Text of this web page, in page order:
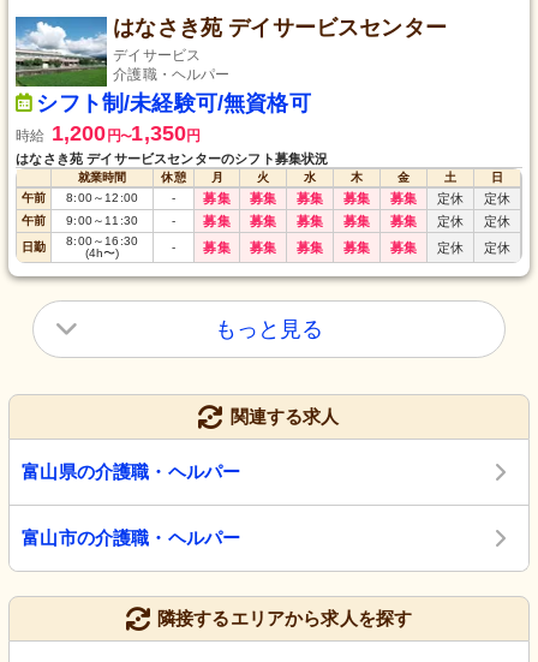
はなさき苑 デイサービスセンター
デイサービス
介護職・ヘルパー
シフト制/未経験可/無資格可
時給 1,200 円〜1,350円
はなさき苑 デイサービスセンターのシフト募集状況
就業時間 休憩 月 火 水 木 金 土
日
午前
8:00～12:00 - 募集 募集 募集 募集 募集 定休 定休
午前 9:00～11:30 - 募集 募集 募集 募集 募集 定休 定休
日勤 8:00～16:30
(4h〜)
- 募集 募集 募集 募集 募集 定休 定休
もっと見る
関連する求人
富山県の介護職・ヘルパー
富山市の介護職・ヘルパー
隣接するエリアから求人を探す